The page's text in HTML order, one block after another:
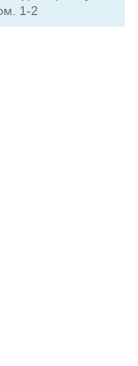
1-2